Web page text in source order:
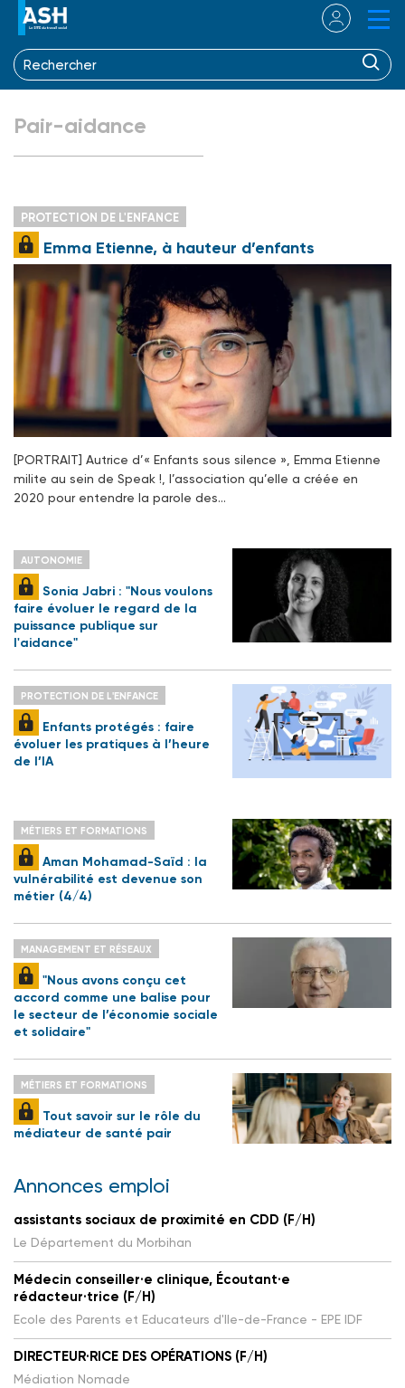
Pair-aidance
PROTECTION DE L'ENFANCE
Emma Etienne, à hauteur d’enfants
[PORTRAIT] Autrice d’« Enfants sous silence », Emma Etienne
milite au sein de Speak !, l’association qu’elle a créée en
2020 pour entendre la parole des…
AUTONOMIE
Sonia Jabri : "Nous voulons
faire évoluer le regard de la
puissance publique sur
l'aidance"
PROTECTION DE L'ENFANCE
Enfants protégés : faire
évoluer les pratiques à l’heure
de l’IA
MÉTIERS ET FORMATIONS
Aman Mohamad-Saïd : la
vulnérabilité est devenue son
métier (4/4)
MANAGEMENT ET RÉSEAUX
"Nous avons conçu cet
accord comme une balise pour
le secteur de l’économie sociale
et solidaire"
MÉTIERS ET FORMATIONS
Tout savoir sur le rôle du
médiateur de santé pair
Annonces emploi
assistants sociaux de proximité en CDD (F/H)
Le Département du Morbihan
Médecin conseiller·e clinique, Écoutant·e
rédacteur·trice (F/H)
Ecole des Parents et Educateurs d'Ile-de-France - EPE IDF
DIRECTEUR·RICE DES OPÉRATIONS (F/H)
Médiation Nomade